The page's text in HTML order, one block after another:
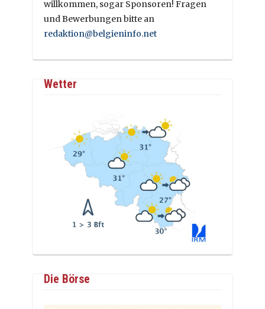
willkommen, sogar Sponsoren! Fragen
und Bewerbungen bitte an
redaktion@belgieninfo.net
Wetter
Die Börse